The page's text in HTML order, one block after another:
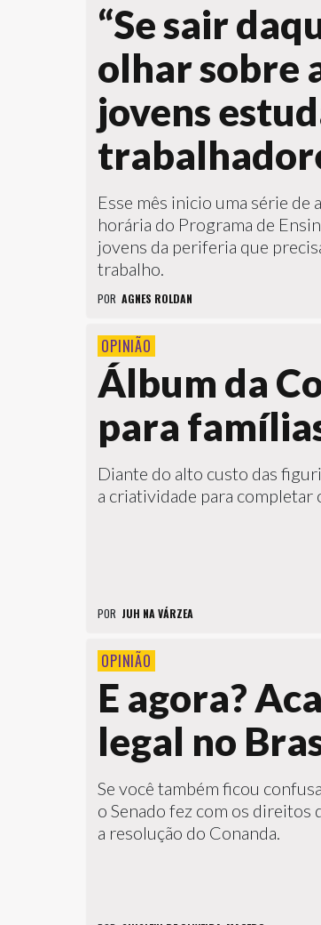
“Se sair
olhar sobre
jovens
Esse mês inicio uma série de
horária do Programa de
jovens da periferia que
trabalho.
POR AGNES ROLDAN
OPINIÃO
Álbum da
para
Diante do alto custo das
a criatividade para completar
POR JUH NA VÁRZEA
OPINIÃO
E agora?
legal no
Se você também ficou
o Senado fez com os direitos
a resolução do Conanda.